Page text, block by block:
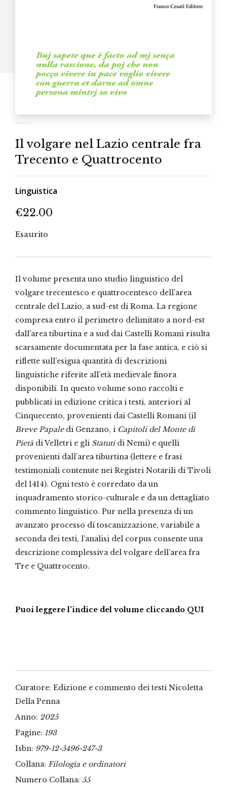
Il volgare nel Lazio centrale fra
Trecento e Quattrocento
Linguistica
€22.00
Esaurito
Il volume presenta uno studio linguistico del
volgare trecentesco e quattrocentesco dell’area
centrale del Lazio, a sud-est di Roma. La regione
compresa entro il perimetro delimitato a nord-est
dall’area tiburtina e a sud dai Castelli Romani risulta
scarsamente documentata per la fase antica, e ciò si
riflette sull’esigua quantità di descrizioni
linguistiche riferite all’età medievale finora
disponibili. In questo volume sono raccolti e
pubblicati in edizione critica i testi, anteriori al
Cinquecento, provenienti dai Castelli Romani (il
Breve Papaledi Genzano, i Capitoli del Monte di
Pietà di Velletri e gli Statutidi Nemi) e quelli
provenienti dall’area tiburtina (lettere e frasi
testimoniali contenute nei Registri Notarili di Tivoli
del 1414). Ogni testo è corredato da un
inquadramento storico-culturale e da un dettagliato
commento linguistico. Pur nella presenza di un
avanzato processo di toscanizzazione, variabile a
seconda dei testi, l’analisi del corpus consente una
descrizione complessiva del volgare dell’area fra
Tre e Quattrocento.
Puoi leggere l’indice del volume cliccando QUI
Curatore: Edizione e commento dei testi Nicoletta
Della Penna
Anno: 2025
Pagine: 193
Isbn: 979-12-5496-247-3
Collana: Filologia e ordinatori
Numero Collana: 55